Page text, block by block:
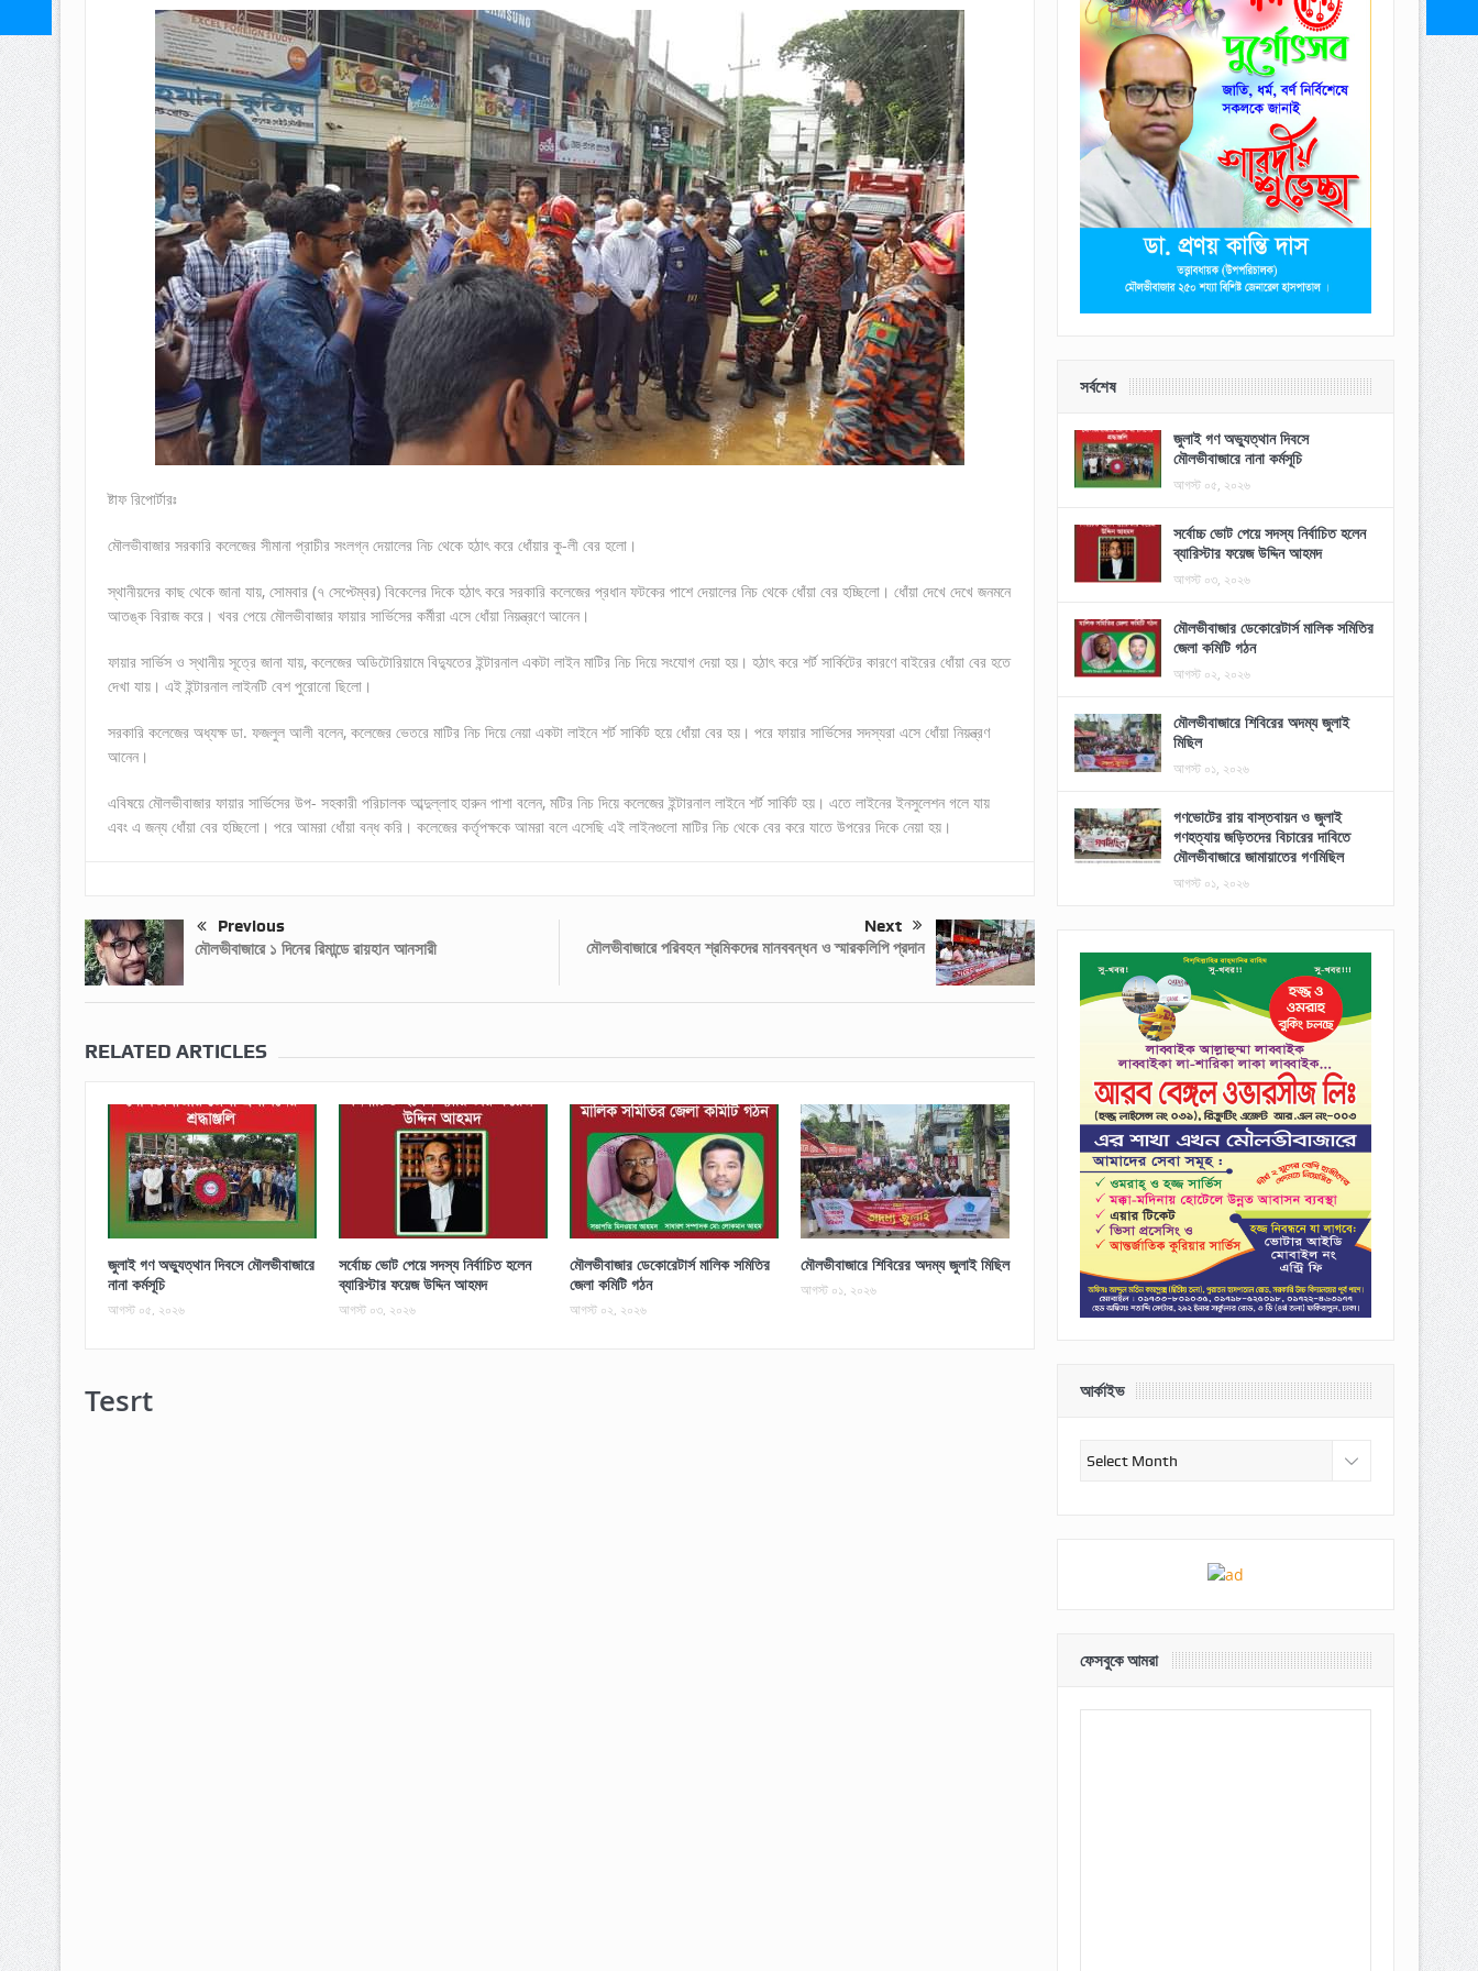
ষ্টাফ রিপোর্টারঃ
মৌলভীবাজার সরকারি কলেজের সীমানা প্রাচীর সংলগ্ন দেয়ালের নিচ থেকে হঠাৎ করে ধোঁয়ার কু-লী বের হলো।
স্থানীয়দের কাছ থেকে জানা যায়, সোমবার (৭ সেপ্টেম্বর) বিকেলের দিকে হঠাৎ করে সরকারি কলেজের প্রধান ফটকের পাশে দেয়ালের নিচ থেকে ধোঁয়া বের হচ্ছিলো। ধোঁয়া দেখে দেখে জনমনে
আতঙ্ক বিরাজ করে। খবর পেয়ে মৌলভীবাজার ফায়ার সার্ভিসের কর্মীরা এসে ধোঁয়া নিয়ন্ত্রণে আনেন।
ফায়ার সার্ভিস ও স্থানীয় সূত্রে জানা যায়, কলেজের অডিটোরিয়ামে বিদ্যুতের ইন্টারনাল একটা লাইন মাটির নিচ দিয়ে সংযোগ দেয়া হয়। হঠাৎ করে শর্ট সার্কিটের কারণে বাইরের ধোঁয়া বের হতে
দেখা যায়। এই ইন্টারনাল লাইনটি বেশ পুরোনো ছিলো।
সরকারি কলেজের অধ্যক্ষ ডা. ফজলুল আলী বলেন, কলেজের ভেতরে মাটির নিচ দিয়ে নেয়া একটা লাইনে শর্ট সার্কিট হয়ে ধোঁয়া বের হয়। পরে ফায়ার সার্ভিসের সদস্যরা এসে ধোঁয়া নিয়ন্ত্রণ
আনেন।
এবিষয়ে মৌলভীবাজার ফায়ার সার্ভিসের উপ- সহকারী পরিচালক আব্দুল্লাহ হারুন পাশা বলেন, মটির নিচ দিয়ে কলেজের ইন্টারনাল লাইনে শর্ট সার্কিট হয়। এতে লাইনের ইনসুলেশন গলে যায়
এবং এ জন্য ধোঁয়া বের হচ্ছিলো। পরে আমরা ধোঁয়া বন্ধ করি। কলেজের কর্তৃপক্ষকে আমরা বলে এসেছি এই লাইনগুলো মাটির নিচ থেকে বের করে যাতে উপরের দিকে নেয়া হয়।
Previous
মৌলভীবাজারে ১ দিনের রিমান্ডে রায়হান আনসারী
Next
মৌলভীবাজারে পরিবহন শ্রমিকদের মানববন্ধন ও স্মারকলিপি প্রদান
RELATED ARTICLES
জুলাই গণ অভ্যুত্থান দিবসে মৌলভীবাজারে
নানা কর্মসূচি
আগস্ট ০৫, ২০২৬
সর্বোচ্চ ভোট পেয়ে সদস্য নির্বাচিত হলেন
ব্যারিস্টার ফয়েজ উদ্দিন আহমদ
আগস্ট ০৩, ২০২৬
মৌলভীবাজার ডেকোরেটার্স মালিক সমিতির
জেলা কমিটি গঠন
আগস্ট ০২, ২০২৬
মৌলভীবাজারে শিবিরের অদম্য জুলাই মিছিল
আগস্ট ০১, ২০২৬
Tesrt
সর্বশেষ
জুলাই গণ অভ্যুত্থান দিবসে
মৌলভীবাজারে নানা কর্মসূচি
আগস্ট ০৫, ২০২৬
সর্বোচ্চ ভোট পেয়ে সদস্য নির্বাচিত হলেন
ব্যারিস্টার ফয়েজ উদ্দিন আহমদ
আগস্ট ০৩, ২০২৬
মৌলভীবাজার ডেকোরেটার্স মালিক সমিতির
জেলা কমিটি গঠন
আগস্ট ০২, ২০২৬
মৌলভীবাজারে শিবিরের অদম্য জুলাই
মিছিল
আগস্ট ০১, ২০২৬
গণভোটের রায় বাস্তবায়ন ও জুলাই
গণহত্যায় জড়িতদের বিচারের দাবিতে
মৌলভীবাজারে জামায়াতের গণমিছিল
আগস্ট ০১, ২০২৬
আর্কাইভ
আর্কাইভ
ফেসবুকে আমরা